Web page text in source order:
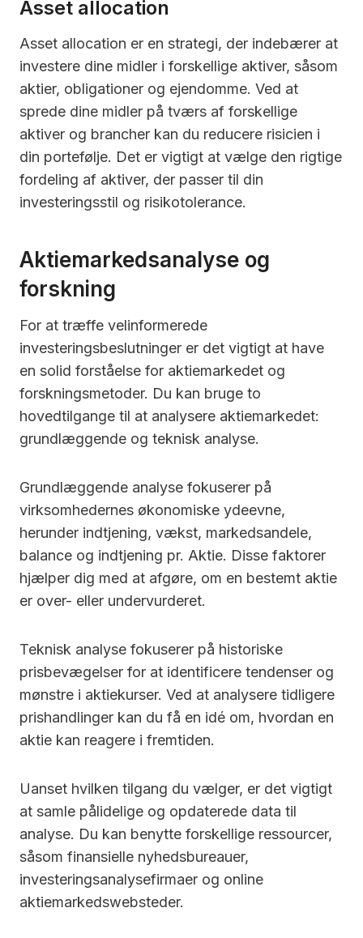
Asset allocation
Asset allocation er en strategi, der indebærer at
investere dine midler i forskellige aktiver, såsom
aktier, obligationer og ejendomme. Ved at
sprede dine midler på tværs af forskellige
aktiver og brancher kan du reducere risicien i
din portefølje. Det er vigtigt at vælge den rigtige
fordeling af aktiver, der passer til din
investeringsstil og risikotolerance.
Aktiemarkedsanalyse og
forskning
For at træffe velinformerede
investeringsbeslutninger er det vigtigt at have
en solid forståelse for aktiemarkedet og
forskningsmetoder. Du kan bruge to
hovedtilgange til at analysere aktiemarkedet:
grundlæggende og teknisk analyse.
Grundlæggende analyse fokuserer på
virksomhedernes økonomiske ydeevne,
herunder indtjening, vækst, markedsandele,
balance og indtjening pr. Aktie. Disse faktorer
hjælper dig med at afgøre, om en bestemt aktie
er over- eller undervurderet.
Teknisk analyse fokuserer på historiske
prisbevægelser for at identificere tendenser og
mønstre i aktiekurser. Ved at analysere tidligere
prishandlinger kan du få en idé om, hvordan en
aktie kan reagere i fremtiden.
Uanset hvilken tilgang du vælger, er det vigtigt
at samle pålidelige og opdaterede data til
analyse. Du kan benytte forskellige ressourcer,
såsom finansielle nyhedsbureauer,
investeringsanalysefirmaer og online
aktiemarkedswebsteder.